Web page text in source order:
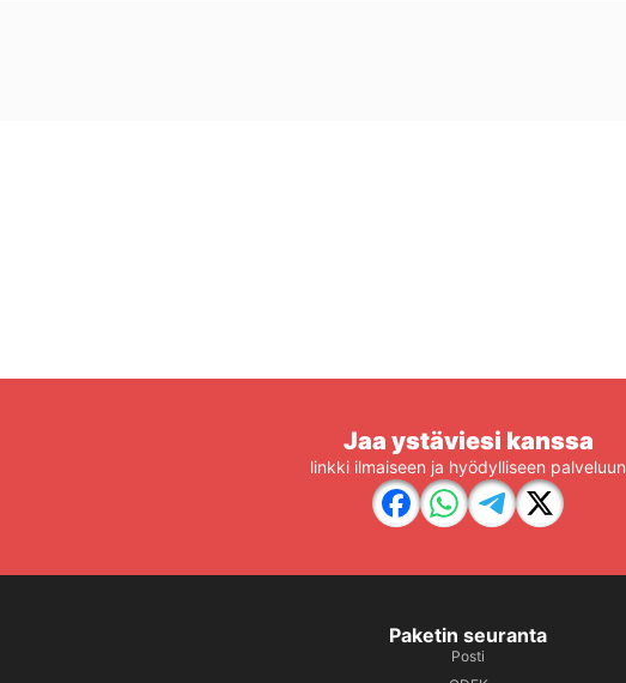
Jaa ystäviesi kanssa
linkki ilmaiseen ja hyödylliseen palveluun
Paketin seuranta
Posti